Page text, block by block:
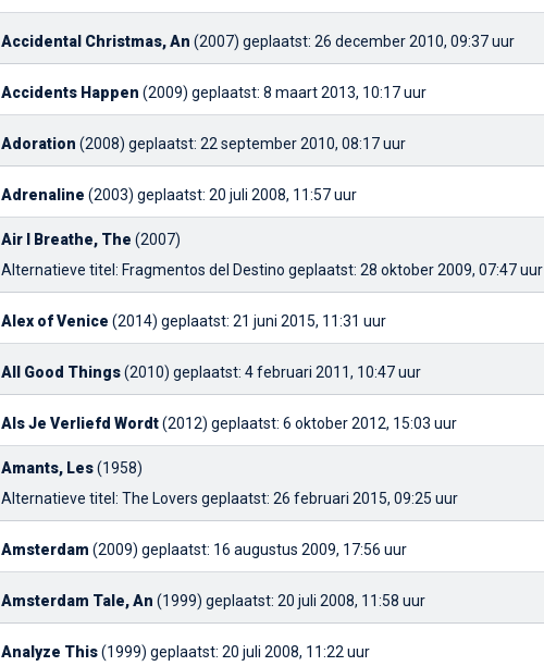
Accidental Christmas, An (2007) geplaatst: 26 december 2010, 09:37 uur
Accidents Happen (2009) geplaatst: 8 maart 2013, 10:17 uur
Adoration (2008) geplaatst: 22 september 2010, 08:17 uur
Adrenaline (2003) geplaatst: 20 juli 2008, 11:57 uur
Air I Breathe, The (2007)
Alternatieve titel: Fragmentos del Destino geplaatst: 28 oktober 2009, 07:47 uur
Alex of Venice (2014) geplaatst: 21 juni 2015, 11:31 uur
All Good Things(2010) geplaatst: 4 februari 2011, 10:47 uur
Als Je Verliefd Wordt(2012) geplaatst: 6 oktober 2012, 15:03 uur
Amants, Les(1958)
Alternatieve titel: The Lovers geplaatst: 26 februari 2015, 09:25 uur
Amsterdam (2009) geplaatst: 16 augustus 2009, 17:56 uur
Amsterdam Tale, An (1999) geplaatst: 20 juli 2008, 11:58 uur
Analyze This(1999) geplaatst: 20 juli 2008, 11:22 uur